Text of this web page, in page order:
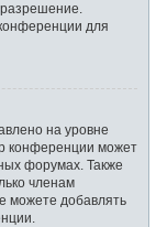
для
на уровне
конференции может
форумах. Также
членам
можете добавлять